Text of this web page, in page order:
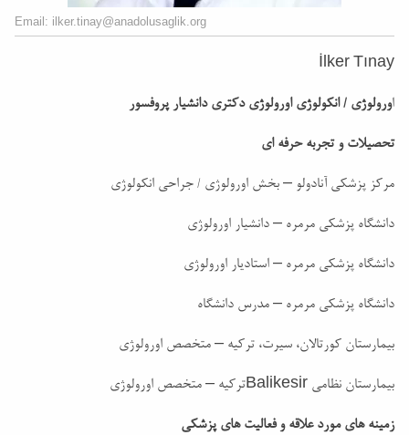
Email: ilker.tinay@anadolusaglik.org
İlker Tınay
اورولوژی / انکولوژی اورولوژی دکتری دانشیار پروفسور
تحصیلات و تجربه حرفه ای
مرکز پزشکی آنادولو – بخش اورولوژی / جراحی انکولوژی
دانشگاه پزشکی مرمره – دانشیار اورولوژی
دانشگاه پزشکی مرمره – استادیار اورولوژی
دانشگاه پزشکی مرمره – مدرس دانشگاه
بیمارستان کورتالان، سیرت، ترکیه – متخصص اورولوژی
بیمارستان نظامی Balikesirترکیه – متخصص اورولوژی
زمینه های مورد علاقه و فعالیت های پزشکی